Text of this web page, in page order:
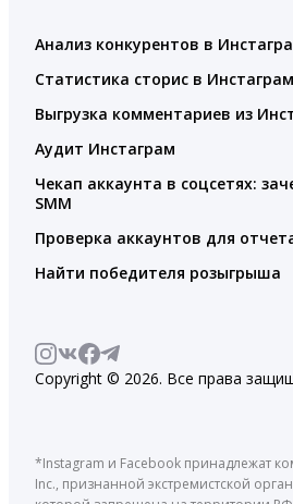
Анализ конкурентов в
Статистика сторис в Инстаграм
Выгрузка комментариев из
Аудит Инстаграм
Чекап аккаунта в соцсетях:
SMM
Проверка аккаунтов для
Найти победителя розыгрыша
Copyright © 2026. Все права
*Instagram и Facebook принадлежат
Inc., признанной экстремистской